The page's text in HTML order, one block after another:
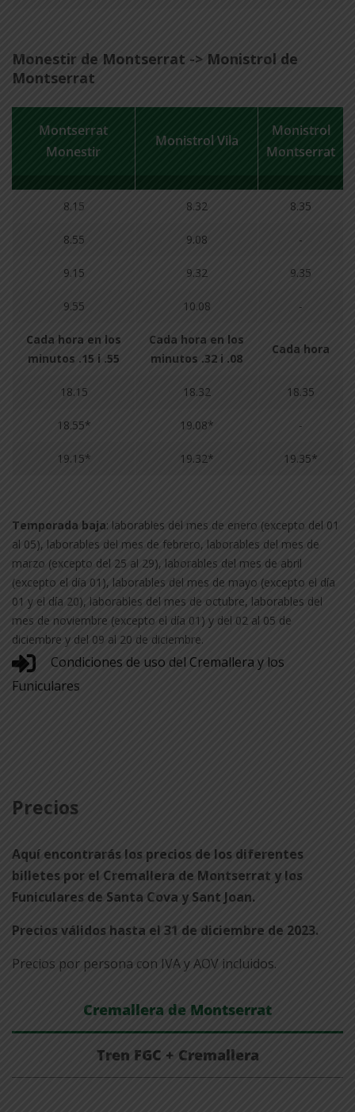
Monestir de Montserrat -> Monistrol de
Montserrat
Montserrat
Monestir
Monistrol Vila
Monistrol
Montserrat
8.15 8.32 8.35
8.55 9.08 -
9.15 9.32 9.35
9.55 10.08 -
Cada hora en los
minutos .15 i .55
Cada hora en los
minutos .32 i .08
Cada hora
18.15 18.32 18.35
18.55* 19.08* -
19.15* 19.32* 19.35*
Temporada baja: laborables del mes de enero (excepto del 01
al 05), laborables del mes de febrero, laborables del mes de
marzo (excepto del 25 al 29), laborables del mes de abril
(excepto el día 01), laborables del mes de mayo (excepto el día
01 y el día 20), laborables del mes de octubre, laborables del
mes de noviembre (excepto el día 01) y del 02 al 05 de
diciembre y del 09 al 20 de diciembre.
Condiciones de uso del Cremallera y los
Funiculares
Precios
Aquí encontrarás los precios de los diferentes
billetes por el Cremallera de Montserrat y los
Funiculares de Santa Cova y Sant Joan.
Precios válidos hasta el 31 de diciembre de 2023.
Precios por persona con IVA y AOV incluidos.
Cremallera de Montserrat
Tren FGC + Cremallera